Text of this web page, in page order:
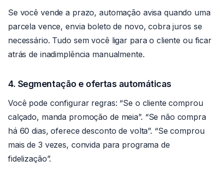
Se você vende a prazo, automação avisa quando uma
parcela vence, envia boleto de novo, cobra juros se
necessário. Tudo sem você ligar para o cliente ou ficar
atrás de inadimplência manualmente.
4. Segmentação e ofertas automáticas
Você pode configurar regras: “Se o cliente comprou
calçado, manda promoção de meia”. “Se não compra
há 60 dias, oferece desconto de volta”. “Se comprou
mais de 3 vezes, convida para programa de
fidelização”.